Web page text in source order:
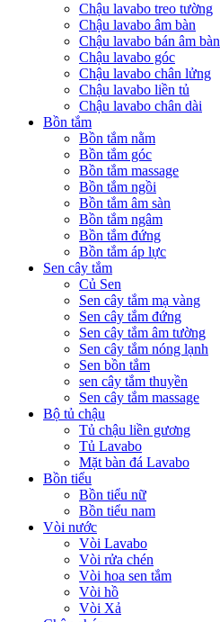
Chậu lavabo treo tường
Chậu lavabo âm bàn
Chậu lavabo bán âm bàn
Chậu lavabo góc
Chậu lavabo chân lửng
Chậu lavabo liền tủ
Chậu lavabo chân dài
Bồn tắm
Bồn tắm nằm
Bồn tắm góc
Bồn tắm massage
Bồn tắm ngồi
Bồn tắm âm sàn
Bồn tắm ngâm
Bồn tắm đứng
Bồn tắm áp lực
Sen cây tắm
Củ Sen
Sen cây tắm mạ vàng
Sen cây tắm đứng
Sen cây tắm âm tường
Sen cây tắm nóng lạnh
Sen bồn tắm
sen cây tắm thuyền
Sen cây tắm massage
Bộ tủ chậu
Tủ chậu liền gương
Tủ Lavabo
Mặt bàn đá Lavabo
Bồn tiểu
Bồn tiểu nữ
Bồn tiểu nam
Vòi nước
Vòi Lavabo
Vòi rửa chén
Vòi hoa sen tắm
Vòi hồ
Vòi Xả